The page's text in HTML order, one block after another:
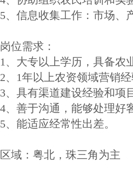
5、信息收集工作：市场、
岗位需求：
1、大专以上学历，具备农
2、1年以上农资领域营销经
3、具有渠道建设经验和项
4、善于沟通，能够处理好
5、能适应经常性出差。
区域：粤北，珠三角为主